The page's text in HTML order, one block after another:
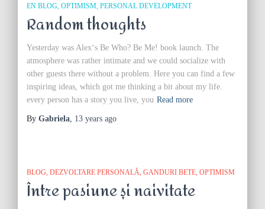
EN BLOG OPTIMISM PERSONAL DEVELOPMENT
Random thoughts
Yesterday was Alex‘s Be Who? Be Me! book launch. The
atmosphere was rather intimate and we could socialize with
other guests there without a problem. Here you can find a few
inspiring ideas, which got me thinking a bit about my life.
every person has a story you live, you Read more
By Gabriela, 13 years ago
BLOG DEZVOLTARE PERSONALĂ GANDURI BETE OPTIMISM
Între pasiune și naivitate